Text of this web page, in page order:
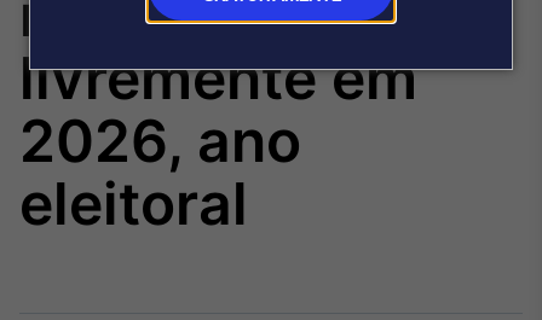
Broadcast
Agro
Tudo sobre o
agronegócio
mais para gastar
livremente em
2026, ano
eleitoral